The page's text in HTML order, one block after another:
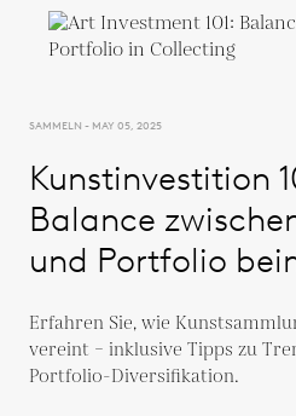
SAMMELN - MAY 05, 2025
Kunstinvestition
Balance
und Portfolio
Erfahren Sie, wie
vereint – inklusive Tipps zu
Portfolio-Diversifikation.